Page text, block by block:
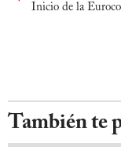
Inicio de la
También te